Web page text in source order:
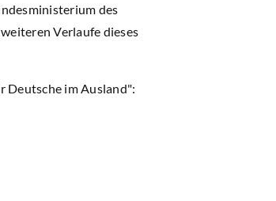
des
Verlaufe dieses
Deutsche im Ausland":